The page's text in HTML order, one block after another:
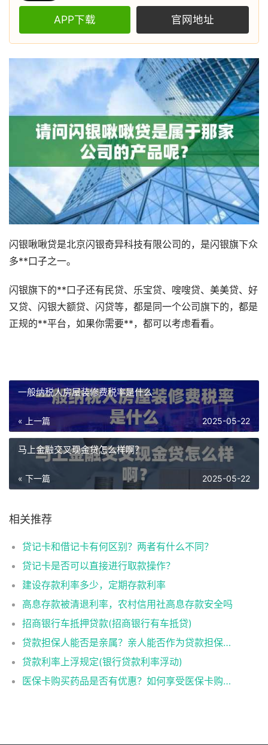
APP下载 官网地址
闪银啾啾贷是北京闪银奇异科技有限公司的，是闪银旗下众
多**口子之一。
闪银旗下的**口子还有民贷、乐宝贷、嗖嗖贷、美美贷、好
又贷、闪银大额贷、闪贷等，都是同一个公司旗下的，都是
正规的**平台，如果你需要**，都可以考虑看看。
一般纳税人房屋装修费税率是什么
« 上一篇 2025-05-22
马上金融交叉现金贷怎么样啊？
« 下一篇 2025-05-22
相关推荐
贷记卡和借记卡有何区别？两者有什么不同？
贷记卡是否可以直接进行取款操作？
建设存款利率多少，定期存款利率
高息存款被清退利率，农村信用社高息存款安全吗
招商银行车抵押贷款(招商银行有车抵贷)
贷款担保人能否是亲属？亲人能否作为贷款担保人？
贷款利率上浮规定(银行贷款利率浮动)
医保卡购买药品是否有优惠？如何享受医保卡购药优惠？